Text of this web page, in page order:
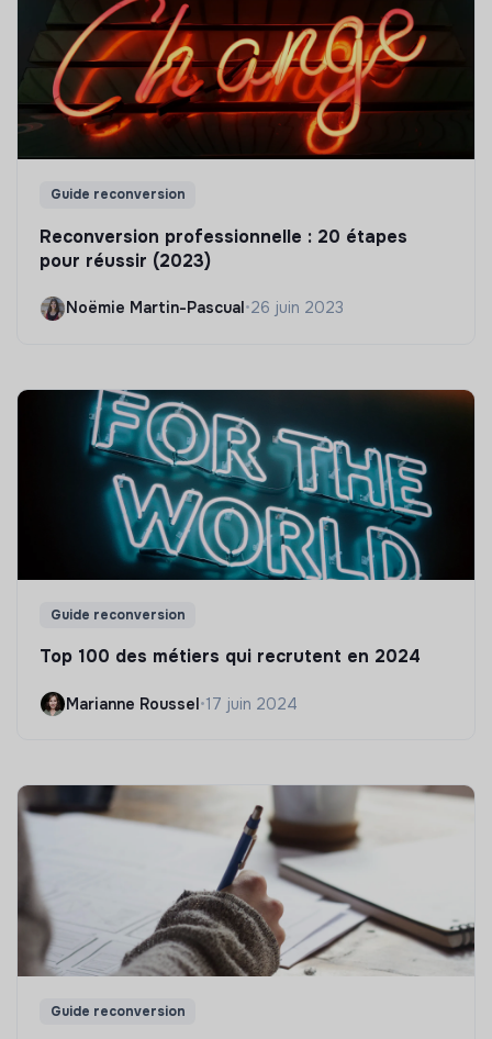
Guide reconversion
Reconversion professionnelle : 20 étapes
pour réussir (2023)
Noëmie Martin-Pascual•26 juin 2023
Guide reconversion
Top 100 des métiers qui recrutent en 2024
Marianne Roussel•17 juin 2024
Guide reconversion